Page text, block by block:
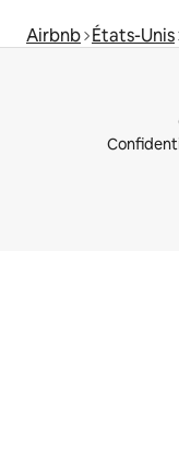
Airbnb États-Unis